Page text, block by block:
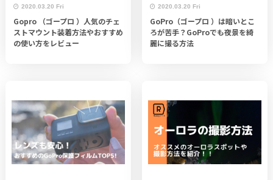
2020.03.20 Fri
Gopro （ゴープロ ）人気のチェ
ストマウント装着方法やおすすめ
の使い方をレビュー
2020.03.20 Fri
GoPro（ゴープロ ）は暗いとこ
ろが苦手？GoProでも夜景を綺
麗に撮る方法